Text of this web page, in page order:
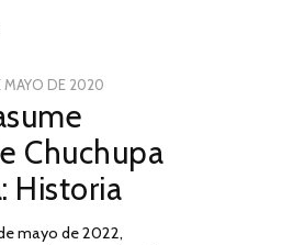
MAYO DE 2020
DE
2026
Chuchupa
Historia
mayo de 2022,